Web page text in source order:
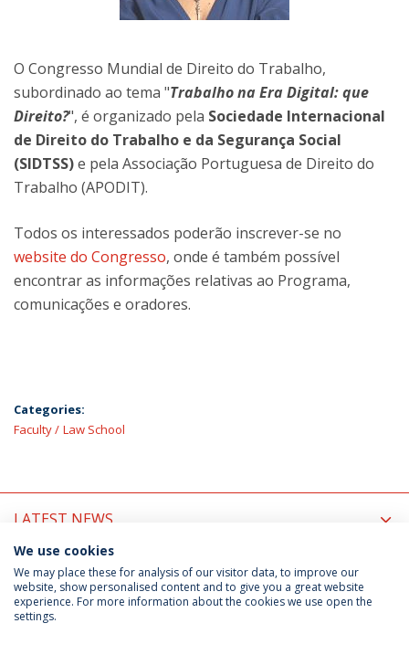
O Congresso Mundial de Direito do Trabalho,
subordinado ao tema "Trabalho na Era Digital: que
Direito?", é organizado pela Sociedade Internacional
de Direito do Trabalho e da Segurança Social
(SIDTSS)e pela Associação Portuguesa de Direito do
Trabalho (APODIT).
Todos os interessados poderão inscrever-se no
website do Congresso, onde é também possível
encontrar as informações relativas ao Programa,
comunicações e oradores.
Categories:
Faculty
Law School
LATEST NEWS
UPCOMING EVENTS
Privacy Policy
We use cookies
We may place these for analysis of our visitor data, to improve our
website, show personalised content and to give you a great website
experience. For more information about the cookies we use open the
settings.